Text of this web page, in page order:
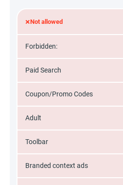
×Not allowed
Forbidden:
Paid Search
Coupon/Promo Codes
Adult
Toolbar
Branded context ads